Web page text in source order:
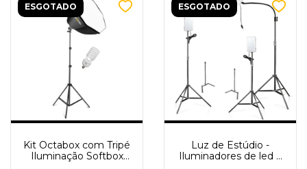
ESGOTADO
Kit Octabox com Tripé
Iluminação Softbox
ESGOTADO
Luz de Estúdio -
Iluminadores de led +